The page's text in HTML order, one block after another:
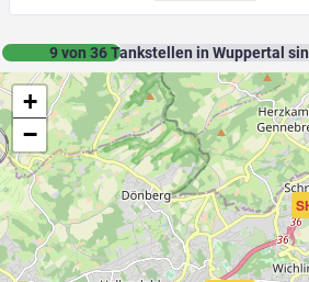
9von 36Tankstellen in Wuppertal
+
−